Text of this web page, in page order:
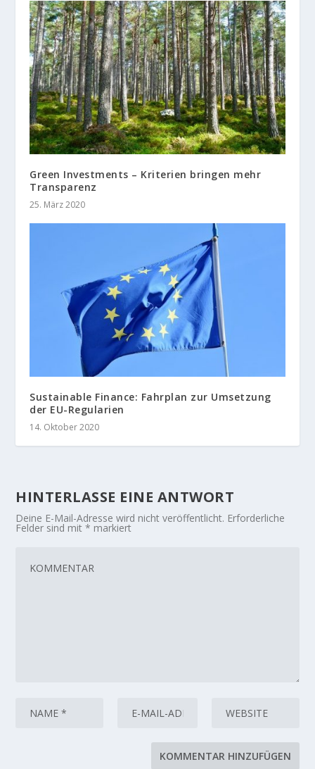
Green Investments – Kriterien bringen mehr
Transparenz
25. März 2020
Sustainable Finance: Fahrplan zur Umsetzung
der EU-Regularien
14. Oktober 2020
HINTERLASSE EINE ANTWORT
Deine E-Mail-Adresse wird nicht veröffentlicht. Erforderliche
Felder sind mit* markiert